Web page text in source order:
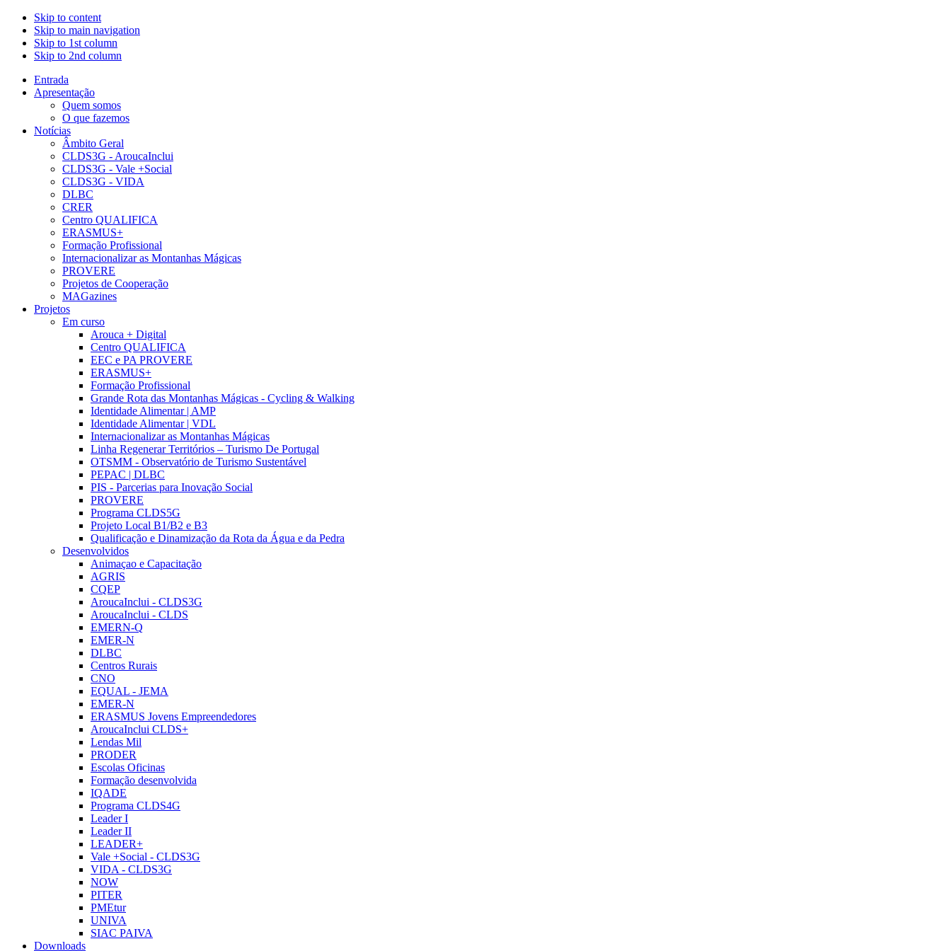
Skip to content
Skip to main navigation
Skip to 1st column
Skip to 2nd column
Entrada
Apresentação
Quem somos
O que fazemos
Notícias
Âmbito Geral
CLDS3G - AroucaInclui
CLDS3G - Vale +Social
CLDS3G - VIDA
DLBC
CRER
Centro QUALIFICA
ERASMUS+
Formação Profissional
Internacionalizar as Montanhas Mágicas
PROVERE
Projetos de Cooperação
MAGazines
Projetos
Em curso
Arouca + Digital
Centro QUALIFICA
EEC e PA PROVERE
ERASMUS+
Formação Profissional
Grande Rota das Montanhas Mágicas - Cycling & Walking
Identidade Alimentar | AMP
Identidade Alimentar | VDL
Internacionalizar as Montanhas Mágicas
Linha Regenerar Territórios – Turismo De Portugal
OTSMM - Observatório de Turismo Sustentável
PEPAC | DLBC
PIS - Parcerias para Inovação Social
PROVERE
Programa CLDS5G
Projeto Local B1/B2 e B3
Qualificação e Dinamização da Rota da Água e da Pedra
Desenvolvidos
Animaçao e Capacitação
AGRIS
CQEP
AroucaInclui - CLDS3G
AroucaInclui - CLDS
EMERN-Q
EMER-N
DLBC
Centros Rurais
CNO
EQUAL - JEMA
EMER-N
ERASMUS Jovens Empreendedores
AroucaInclui CLDS+
Lendas Mil
PRODER
Escolas Oficinas
Formação desenvolvida
IQADE
Programa CLDS4G
Leader I
Leader II
LEADER+
Vale +Social - CLDS3G
VIDA - CLDS3G
NOW
PITER
PMEtur
UNIVA
SIAC PAIVA
Downloads